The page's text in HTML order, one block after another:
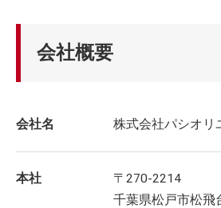
会社概要
会社名 株式会社パシオリ
本社
〒270-2214
千葉県松戸市松飛